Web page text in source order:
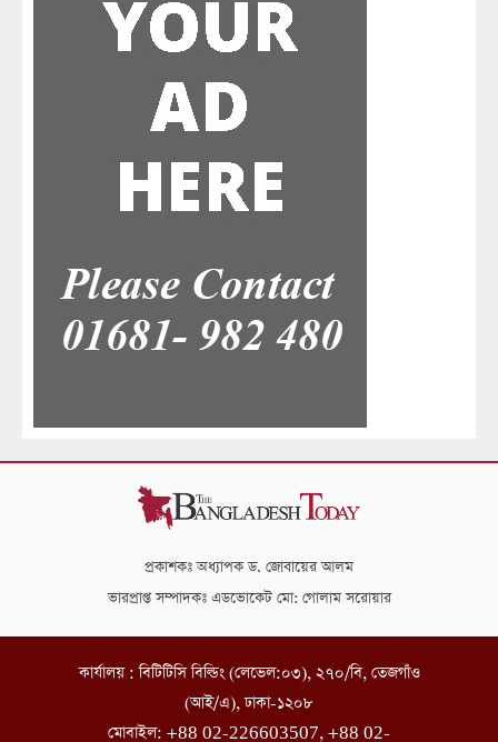
প্রকাশকঃ অধ্যাপক ড. জোবায়ের আলম
ভারপ্রাপ্ত সম্পাদকঃ এডভোকেট মো: গোলাম সরোয়ার
কার্যালয় : বিটিটিসি বিল্ডিং (লেভেল:০৩), ২৭০/বি, তেজগাঁও
(আই/এ), ঢাকা-১২০৮
মোবাইল: +88 02-226603507, +88 02-